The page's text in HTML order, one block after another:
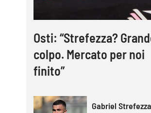
Osti: “Strefezza?
colpo. Mercato per noi
finito”
Gabriel